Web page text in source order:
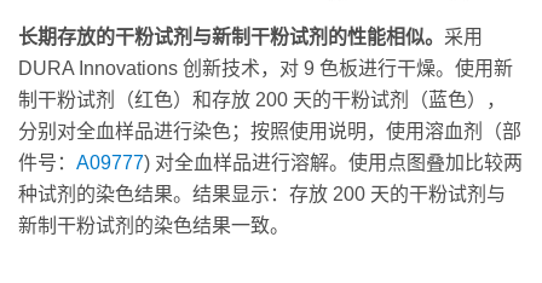
长期存放的干粉试剂与新制干粉试剂的性能相似。 采用
DURA Innovations 创新技术，对 9 色板进行干燥。使用新
制干粉试剂（红色）和存放 200 天的干粉试剂（蓝色），
分别对全血样品进行染色；按照使用说明，使用溶血剂（部
件号： A09777) 对全血样品进行溶解。使用点图叠加比较两
种试剂的染色结果。结果显示：存放 200 天的干粉试剂与
新制干粉试剂的染色结果一致。